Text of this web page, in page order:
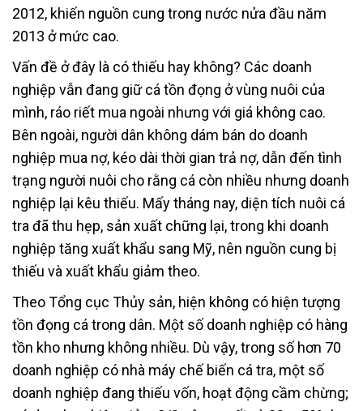
2012, khiến nguồn cung trong nước nửa đầu năm
2013 ở mức cao.
Vấn đề ở đây là có thiếu hay không? Các doanh
nghiệp vẫn đang giữ cá tồn đọng ở vùng nuôi của
mình, ráo riết mua ngoài nhưng với giá không cao.
Bên ngoài, người dân không dám bán do doanh
nghiệp mua nợ, kéo dài thời gian trả nợ, dẫn đến tình
trạng người nuôi cho rằng cá còn nhiều nhưng doanh
nghiệp lại kêu thiếu. Mấy tháng nay, diện tích nuôi cá
tra đã thu hẹp, sản xuất chững lại, trong khi doanh
nghiệp tăng xuất khẩu sang Mỹ, nên nguồn cung bị
thiếu và xuất khẩu giảm theo.
Theo Tổng cục Thủy sản, hiện không có hiện tượng
tồn đọng cá trong dân. Một số doanh nghiệp có hàng
tồn kho nhưng không nhiều. Dù vậy, trong số hơn 70
doanh nghiệp có nhà máy chế biến cá tra, một số
doanh nghiệp đang thiếu vốn, hoạt động cầm chừng;